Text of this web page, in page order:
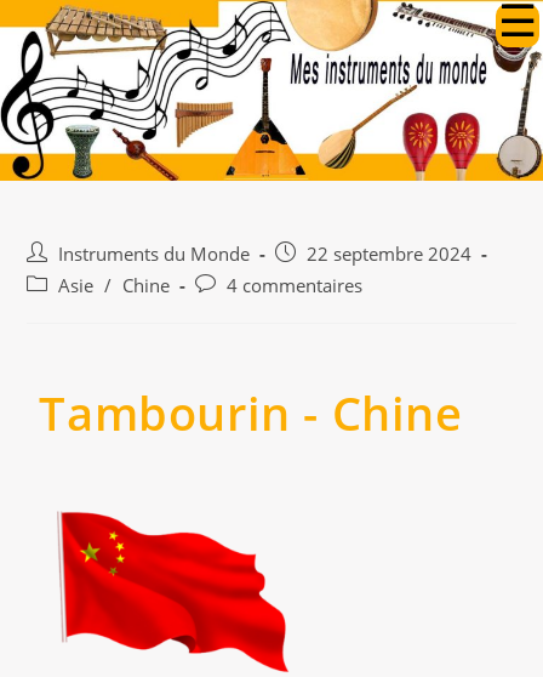
Instruments du Monde
22 septembre 2024
Asie / Chine 4 commentaires
Tambourin - Chine